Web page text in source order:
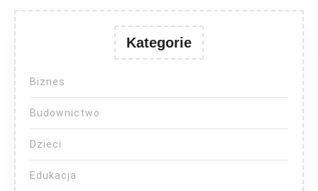
Kategorie
Biznes
Budownictwo
Dzieci
Edukacja